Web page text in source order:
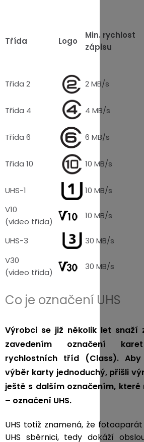
Třída Logo
Min. rychlost
zápisu
Třída 2 2 MB/s
Třída 4 4 MB/s
Třída 6 6 MB/s
Třída 10 10 MB/s
UHS-1 10 MB/s
V10
(video třída)
10 MB/s
UHS-3 30 MB/s
V30
(video třída)
30 MB/s
Co je označení UHS
Výrobci se již několik let snaží
zavedením označení
rychlostních tříd (Class). Aby
výběr karty jednoduchý, přišli
ještě s dalším označením,
– označení UHS.
UHS totiž znamená, že
UHS sběrnici, tedy dokáží